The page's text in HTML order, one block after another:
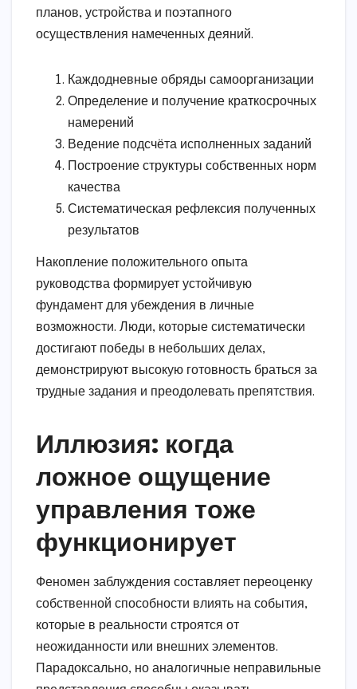
планов, устройства и поэтапного
осуществления намеченных деяний.
Каждодневные обряды самоорганизации
Определение и получение краткосрочных
намерений
Ведение подсчёта исполненных заданий
Построение структуры собственных норм
качества
Систематическая рефлексия полученных
результатов
Накопление положительного опыта
руководства формирует устойчивую
фундамент для убеждения в личные
возможности. Люди, которые систематически
достигают победы в небольших делах,
демонстрируют высокую готовность браться за
трудные задания и преодолевать препятствия.
Иллюзия: когда
ложное ощущение
управления тоже
функционирует
Феномен заблуждения составляет переоценку
собственной способности влиять на события,
которые в реальности строятся от
неожиданности или внешних элементов.
Парадоксально, но аналогичные неправильные